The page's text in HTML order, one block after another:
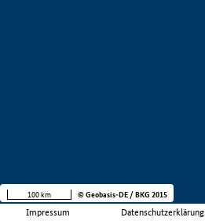
Impressum Datenschutzerklärung
100 km © Geobasis-DE / BKG 2015